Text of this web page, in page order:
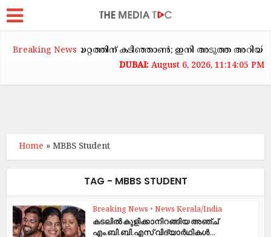
Breaking News
വാടകക്കയറ്റത്തിന് കടിഞ്ഞാൺ; ഇനി അടുത്ത അറിയിപ്പ്
August 6, 2026, 11:14:05 PM
Home »MBBS Student
TAG - MBBS STUDENT
Breaking News • News Kerala/India
കടലിൽ കുളിക്കാനിറങ്ങിയ അഞ്ച്
എം.ബി.ബി.എസ് വിദ്യാർഥികൾ...